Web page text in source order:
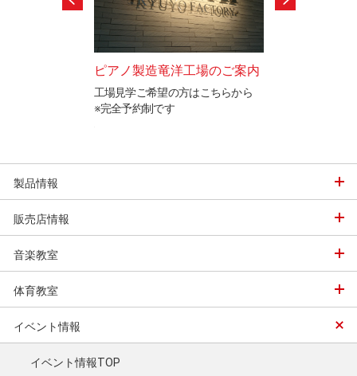
ピアノ製造竜洋工場のご案内
工場見学ご希望の方はこちらから
※完全予約制です
製品情報
販売店情報
音楽教室
体育教室
イベント情報
イベント情報TOP